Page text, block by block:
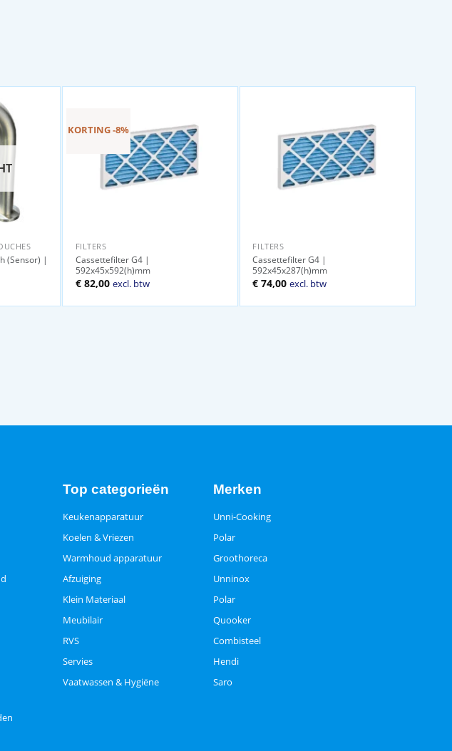
(Sensor) |
KORTING -8%
FILTERS
Cassettefilter G4 |
592x45x592(h)mm
Oorspronkelijke
was:
€82,00Huidige
is:
excl. btw
FILTERS
Cassettefilter G4 |
592x45x287(h)mm
€ 74,00 excl. btw
Top categorieën
Keukenapparatuur
Koelen & Vriezen
Warmhoud apparatuur
Afzuiging
Klein Materiaal
Meubilair
RVS
Servies
Vaatwassen & Hygiëne
Merken
Unni-Cooking
Polar
Groothoreca
Unninox
Polar
Quooker
Combisteel
Hendi
Saro